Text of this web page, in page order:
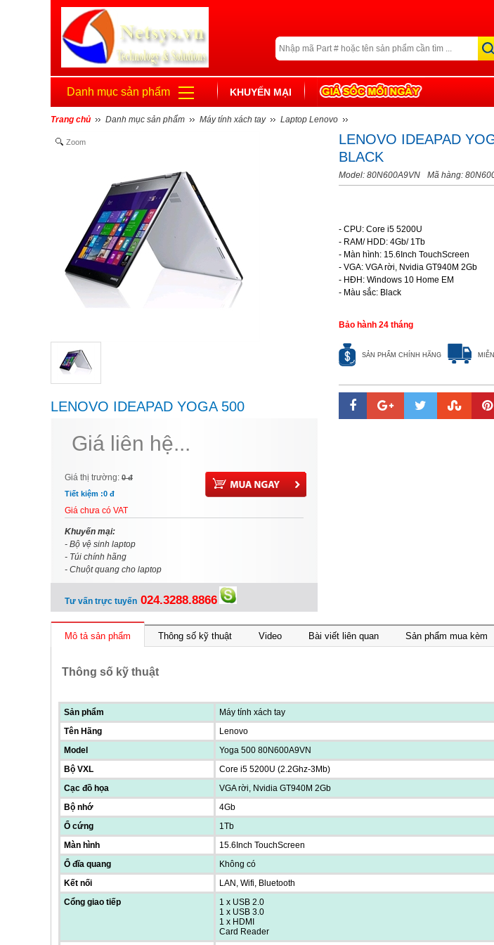
Danh mục sản phẩm KHUYẾN MẠI
Trang chủ Danh mục sản phẩm Máy tính xách tay Laptop Lenovo
Zoom
LENOVO IDEAPAD YOGA 500
Giá liên hệ...
Giá thị trường: 0 đ
Tiết kiệm :0 đ
Giá chưa có VAT
Khuyến mại:
- Bộ vệ sinh laptop
- Túi chính hãng
- Chuột quang cho laptop
Tư vấn trực tuyến 024.3288.8866
LENOVO IDEAPAD
BLACK
Model: 80N600A9VN Mã hàng:
- CPU: Core i5 5200U
- RAM/ HDD: 4Gb/ 1Tb
- Màn hình: 15.6Inch TouchScreen
- VGA: VGA rời, Nvidia GT940M 2Gb
- HĐH: Windows 10 Home EM
- Màu sắc: Black
Bảo hành 24 tháng
SẢN PHẨM CHÍNH HÃNG
Mô tả sản phẩm Thông số kỹ thuật Video Bài viết liên quan Sản phẩm mua kèm
Thông số kỹ thuật
Sản phẩm
Máy tính xách tay
Tên Hãng
Lenovo
Model
Yoga 500 80N600A9VN
Bộ VXL
Core i5 5200U (2.2Ghz-3Mb)
Cạc đồ họa
VGA rời, Nvidia GT940M 2Gb
Bộ nhớ
4Gb
Ổ cứng
1Tb
Màn hình
15.6Inch TouchScreen
Ổ đĩa quang
Không có
Kết nối
LAN, Wifi, Bluetooth
Cổng giao tiếp
1 x USB 2.0
1 x USB 3.0
1 x HDMI
Card Reader